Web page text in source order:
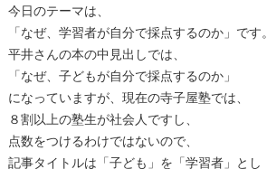
今日のテーマは、
「なぜ、学習者が自分で採点するのか」です。
平井さんの本の中見出しでは、
「なぜ、子どもが自分で採点するのか」
になっていますが、現在の寺子屋塾では、
８割以上の塾生が社会人ですし、
点数をつけるわけではないので、
記事タイトルは「子ども」を「学習者」とし